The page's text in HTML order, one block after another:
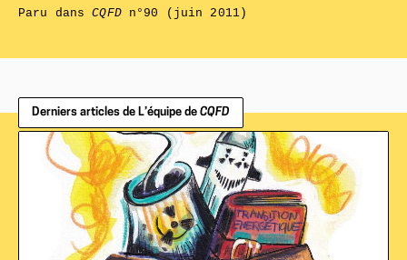
Paru dansCQFDn°90 (juin 2011)
Derniers articles de L’équipe de CQFD